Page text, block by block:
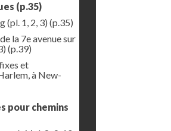
(p.35)
(pl. 1, 2, 3) (p.35)
la 7e avenue sur
(p.39)
et
à New-
pour chemins